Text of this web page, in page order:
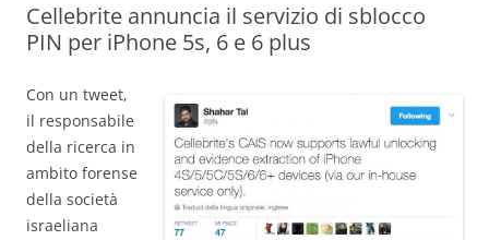
Cellebrite annuncia il servizio di sblocco
PIN per iPhone 5s, 6 e 6 plus
Con un tweet,
il responsabile
della ricerca in
ambito forense
della società
israeliana